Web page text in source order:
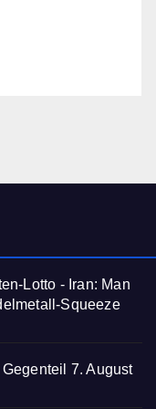
Lotto - Iran: Man
Squeeze
7. August